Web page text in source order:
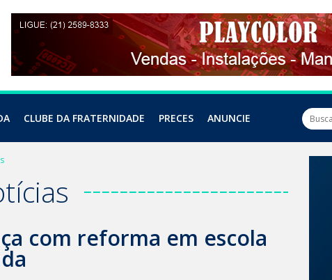
CLUBE DA FRATERNIDADE PRECES ANUNCIE
com reforma em escola